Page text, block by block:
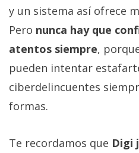
y un sistema así ofrece
Pero nunca hay que
atentos siempre,
pueden intentar
ciberdelincuentes
formas.
Te recordamos que Digi